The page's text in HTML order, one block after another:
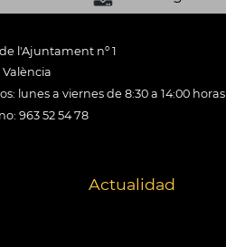
l'Ajuntament nº 1
València
lunes a viernes de 8:30 a 14:00 horas
963 52 54 78
Actualidad